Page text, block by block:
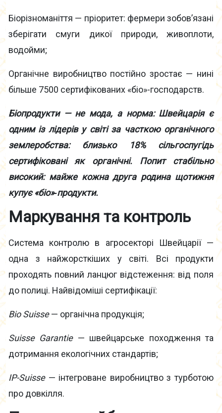
Біорізноманіття — пріоритет: фермери зобов’язані
зберігати смуги дикої природи, живоплоти,
водойми;
Органічне виробництво постійно зростає — нині
більше 7500 сертифікованих «біо»-господарств.
Біопродукти — не мода, а норма: Швейцарія є
одним із лідерів у світі за часткою органічного
землеробства: близько 18% сільгоспугідь
сертифіковані як органічні. Попит стабільно
високий: майже кожна друга родина щотижня
купує «біо»‑продукти.
Маркування та контроль
Система контролю в агросекторі Швейцарії —
одна з найжорсткіших у світі. Всі продукти
проходять повний ланцюг відстеження: від поля
до полиці. Найвідоміші сертифікації:
Bio Suisse— органічна продукція;
Suisse Garantie— швейцарське походження та
дотримання екологічних стандартів;
IP-Suisse— інтегроване виробництво з турботою
про довкілля.